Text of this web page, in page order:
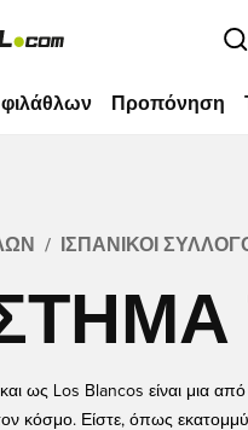
Προπόνηση
ΙΣΠΑΝΙΚΟΊ
ως Los Blancos είναι μια από
κόσμο. Είστε, όπως